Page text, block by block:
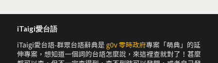
iTaigi愛台語
iTaigi愛台語-群眾台語辭典是 g0v 零時政府專案「萌典」的延
伸專案，想知道一個詞的台語怎麼說，來這裡查就對了！甚麼